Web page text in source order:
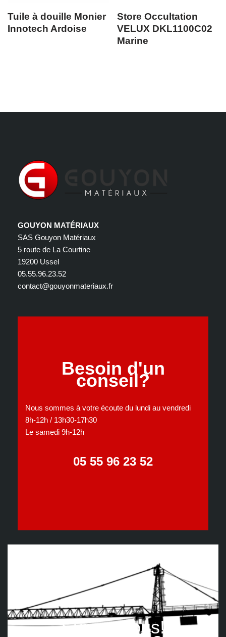
Tuile à douille Monier
Innotech Ardoise
Store Occultation
VELUX DKL1100C02
Marine
GOUYON MATÉRIAUX
SAS Gouyon Matériaux
5 route de La Courtine
19200 Ussel
05.55.96.23.52
contact@gouyonmateriaux.fr
Besoin d'un
conseil?
Nous sommes à votre écoute du lundi au vendredi
8h-12h / 13h30-17h30
Le samedi 9h-12h
05 55 96 23 52
Suivez nous!